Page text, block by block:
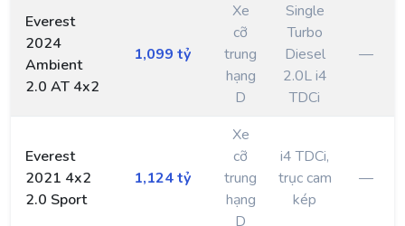
Everest
2024
Ambient
2.0 AT 4x2
1,099 tỷ
Xe
cỡ
trung
hạng
D
Single
Turbo
Diesel
2.0L i4
TDCi
—
Everest
2021 4x2
2.0 Sport
1,124 tỷ
Xe
cỡ
trung
hạng
D
i4 TDCi,
trục cam
kép
—